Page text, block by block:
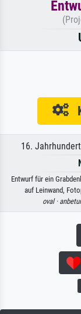
16.
Entwurf für ein
auf Leinwand,
oval ·